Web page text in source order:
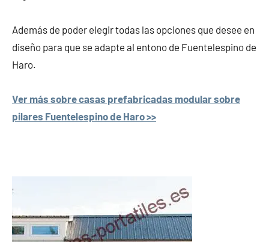
Además de poder elegir todas las opciones que desee en
diseño para que se adapte al entono de Fuentelespino de
Haro.
Ver más sobre casas prefabricadas modular sobre
pilares Fuentelespino de Haro >>